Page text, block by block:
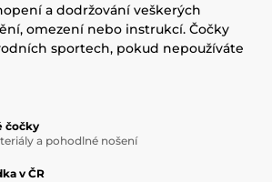
a dodržování veškerých
omezení nebo instrukcí. Čočky
sportech, pokud nepoužíváte
čočky
a pohodlné nošení
v ČR